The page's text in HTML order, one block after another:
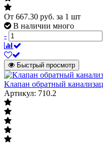
От 667.30 руб. за 1 шт
В наличии много
-
Быстрый просмотр
Клапан обратный
Артикул: 710.2